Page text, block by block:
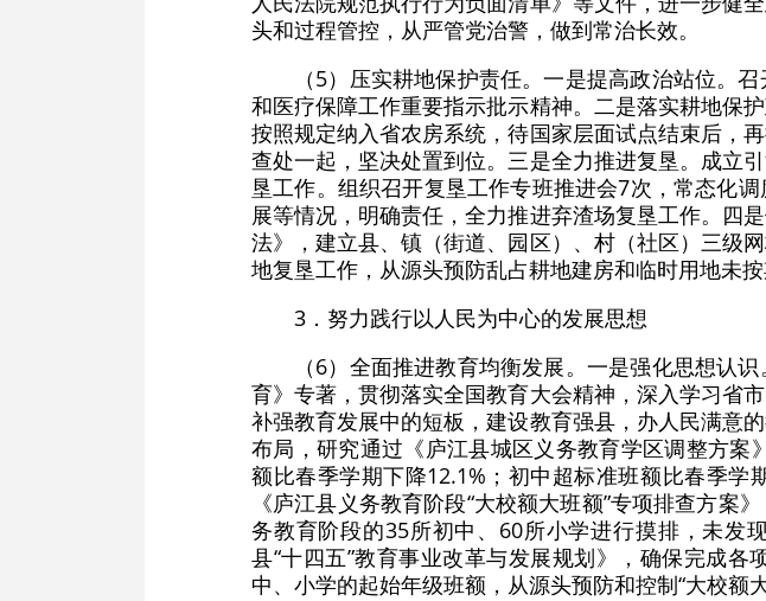
头和过程管控，从严管党治警，做到常治长效。
（5）压实耕地保护责任。一是提高政治站位。
和医疗保障工作重要指示批示精神。二是落实耕地保
按照规定纳入省农房系统，待国家层面试点结束后，
查处一起，坚决处置到位。三是全力推进复垦。成立
垦工作。组织召开复垦工作专班推进会7次，常态化
展等情况，明确责任，全力推进弃渣场复垦工作。四
法》，建立县、镇（街道、园区）、村（社区）三级
地复垦工作，从源头预防乱占耕地建房和临时用地未按
3．努力践行以人民为中心的发展思想
（6）全面推进教育均衡发展。一是强化思想认
育》专著，贯彻落实全国教育大会精神，深入学习省
补强教育发展中的短板，建设教育强县，办人民满意
布局，研究通过《庐江县城区义务教育学区调整方
额比春季学期下降12.1%；初中超标准班额比春季学
《庐江县义务教育阶段“大校额大班额”专项排查方
务教育阶段的35所初中、60所小学进行摸排，未发
县“十四五”教育事业改革与发展规划》，确保完成
中、小学的起始年级班额，从源头预防和控制“大校额